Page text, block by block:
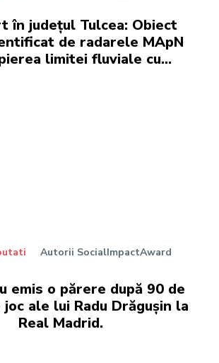
în județul Tulcea: Obiect
de radarele MApN
limitei fluviale cu…
Autorii SocialImpactAward
emis o părere după 90 de
ale lui Radu Drăgușin la
Real Madrid.